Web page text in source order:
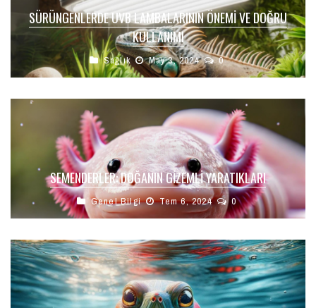
SÜRÜNGENLERDE UVB LAMBALARININ ÖNEMI VE DOĞRU
KULLANIMI
Sağlık May 3, 2024 0
SEMENDERLER: DOĞANIN GIZEMLI YARATIKLARI
Genel Bilgi Tem 6, 2024 0